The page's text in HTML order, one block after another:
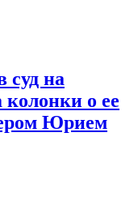
суд на
о ее
Юрием